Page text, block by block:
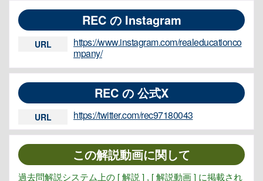
REC の Instagram
URL
https://www.instagram.com/realeducationco
mpany/
REC の 公式X
URL https://twitter.com/rec97180043
この解説動画に関して
過去問解説システム上の [ 解説 ] , [ 解説動画 ] に掲載され